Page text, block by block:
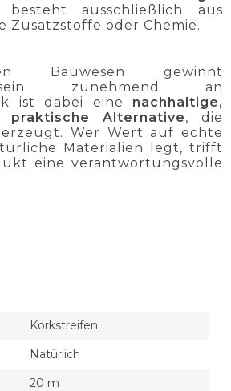
ausschließlich aus
Zusatzstoffe oder Chemie.
Bauwesen gewinnt
zunehmend an
ist dabei eine nachhaltige,
praktische Alternative, die
Wer Wert auf echte
Materialien legt, trifft
eine verantwortungsvolle
Korkstreifen
Natürlich
20 m